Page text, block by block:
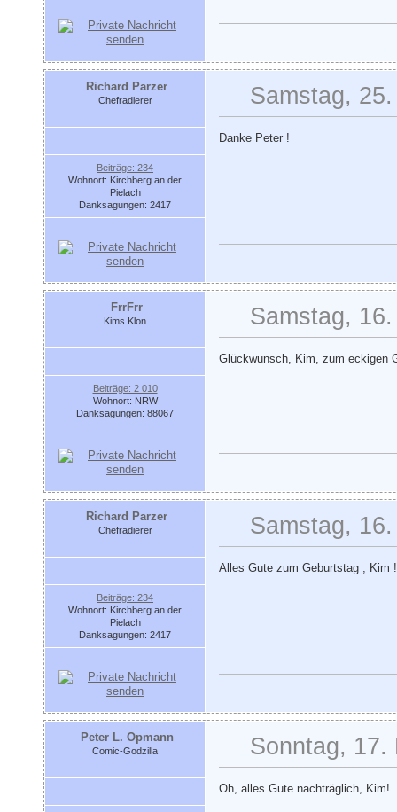
Richard Parzer
Chefradierer
Beiträge: 234
Wohnort: Kirchberg an der
Pielach
Danksagungen: 2417
Samstag,
Danke Peter !
FrrFrr
Kims Klon
Beiträge: 2 010
Wohnort: NRW
Danksagungen: 88067
Samstag,
Glückwunsch, Kim, zum eckigen
Richard Parzer
Chefradierer
Beiträge: 234
Wohnort: Kirchberg an der
Pielach
Danksagungen: 2417
Samstag,
Alles Gute zum Geburtstag , Kim !
Peter L. Opmann
Comic-Godzilla Sonntag, 17.
Oh, alles Gute nachträglich, Kim!